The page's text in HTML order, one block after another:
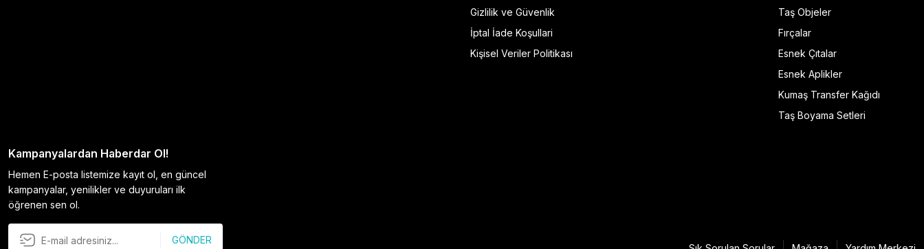
Gizlilik ve Güvenlik
İptal İade Koşullari
Kişisel Veriler Politikası
Taş Objeler
Fırçalar
Esnek Çıtalar
Esnek Aplikler
Kumaş Transfer Kağıdı
Taş Boyama Setleri
Kampanyalardan Haberdar Ol!
Hemen E-posta listemize kayıt ol, en güncel
kampanyalar, yenilikler ve duyuruları ilk
öğrenen sen ol.
GÖNDER